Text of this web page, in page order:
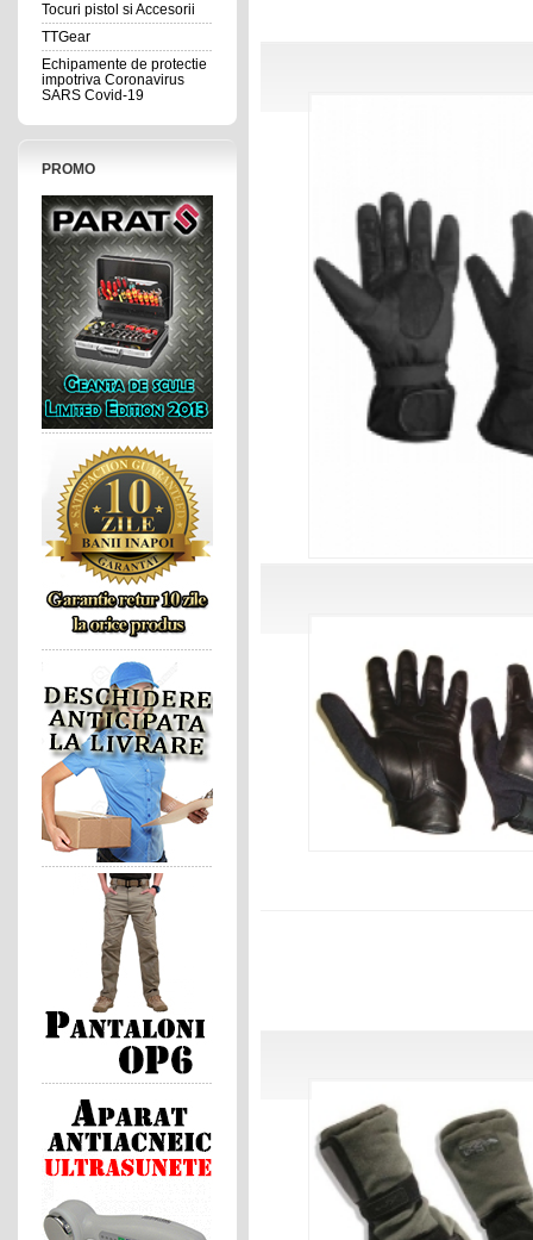
Tocuri pistol si Accesorii
TTGear
Echipamente de protectie
impotriva Coronavirus
SARS Covid-19
PROMO